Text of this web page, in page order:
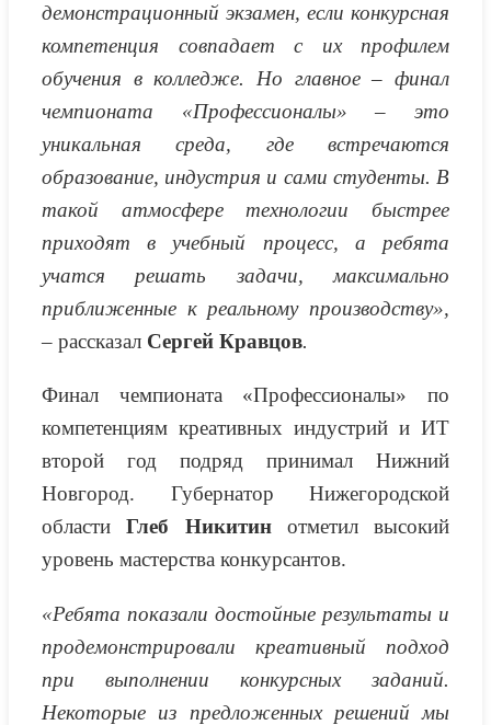
демонстрационный экзамен, если конкурсная
компетенция совпадает с их профилем
обучения в колледже. Но главное – финал
чемпионата «Профессионалы» – это
уникальная среда, где встречаются
образование, индустрия и сами студенты. В
такой атмосфере технологии быстрее
приходят в учебный процесс, а ребята
учатся решать задачи, максимально
приближенные к реальному производству»,
– рассказал Сергей Кравцов.
Финал чемпионата «Профессионалы» по
компетенциям креативных индустрий и ИТ
второй год подряд принимал Нижний
Новгород. Губернатор Нижегородской
областиГлеб Никитинотметил высокий
уровень мастерства конкурсантов.
«Ребята показали достойные результаты и
продемонстрировали креативный подход
при выполнении конкурсных заданий.
Некоторые из предложенных решений мы